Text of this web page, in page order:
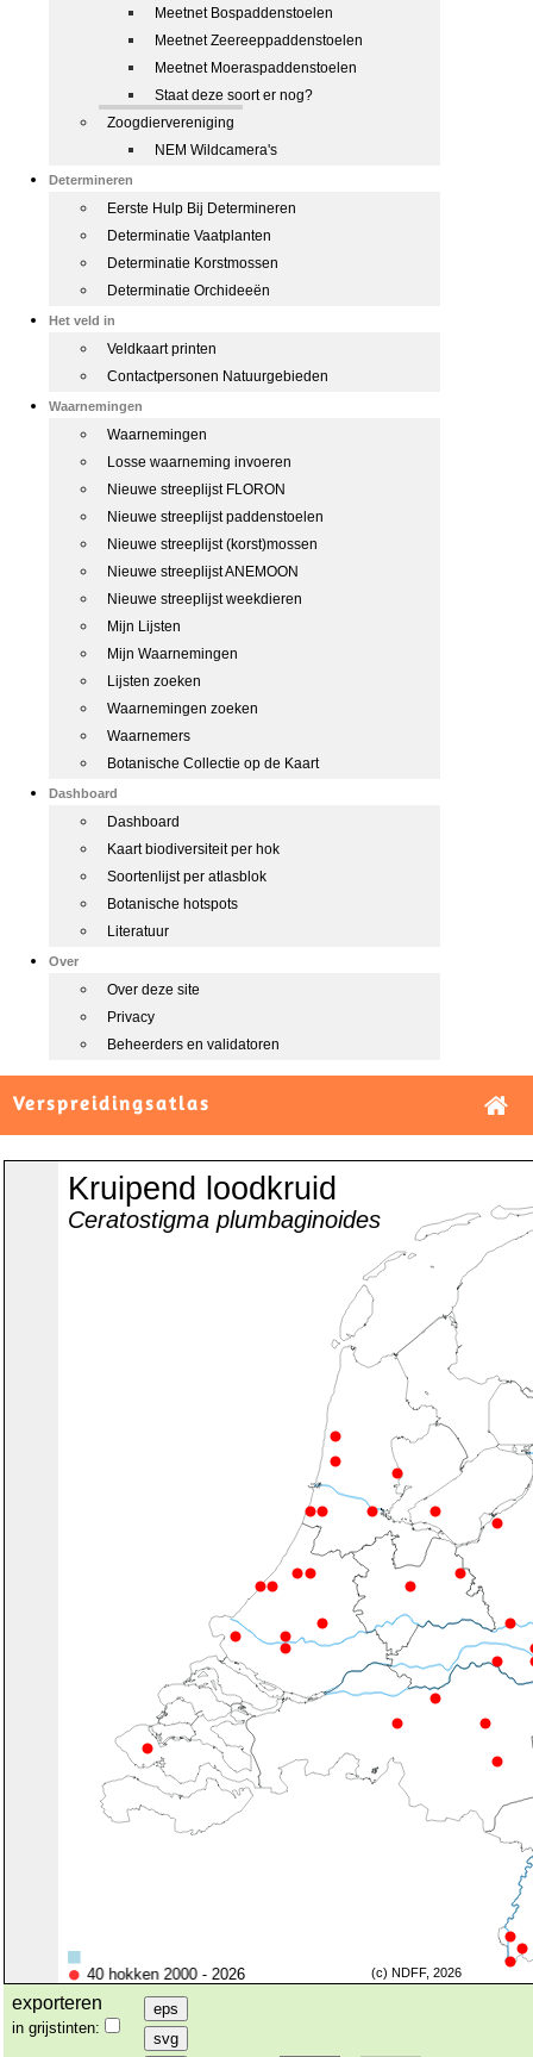
Meetnet Bospaddenstoelen
Meetnet Zeereeppaddenstoelen
Meetnet Moeraspaddenstoelen
Staat deze soort er nog?
Zoogdiervereniging
NEM Wildcamera's
Determineren
Eerste Hulp Bij Determineren
Determinatie Vaatplanten
Determinatie Korstmossen
Determinatie Orchideeën
Het veld in
Veldkaart printen
Contactpersonen Natuurgebieden
Waarnemingen
Waarnemingen
Losse waarneming invoeren
Nieuwe streeplijst FLORON
Nieuwe streeplijst paddenstoelen
Nieuwe streeplijst (korst)mossen
Nieuwe streeplijst ANEMOON
Nieuwe streeplijst weekdieren
Mijn Lijsten
Mijn Waarnemingen
Lijsten zoeken
Waarnemingen zoeken
Waarnemers
Botanische Collectie op de Kaart
Dashboard
Dashboard
Kaart biodiversiteit per hok
Soortenlijst per atlasblok
Botanische hotspots
Literatuur
Over
Over deze site
Privacy
Beheerders en validatoren
Verspreidingsatlas